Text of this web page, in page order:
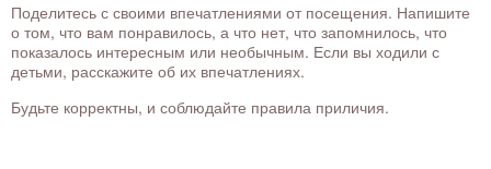
Поделитесь с своими впечатлениями от посещения. Напишите
о том, что вам понравилось, а что нет, что запомнилось, что
показалось интересным или необычным. Если вы ходили с
детьми, расскажите об их впечатлениях.
Будьте корректны, и соблюдайте правила приличия.